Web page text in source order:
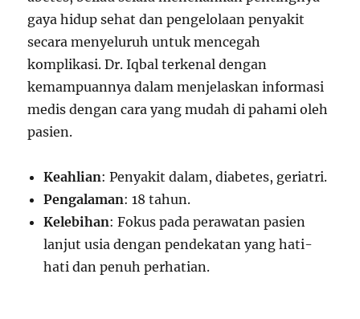
gaya hidup sehat dan pengelolaan penyakit
secara menyeluruh untuk mencegah
komplikasi. Dr. Iqbal terkenal dengan
kemampuannya dalam menjelaskan informasi
medis dengan cara yang mudah di pahami oleh
pasien.
Keahlian: Penyakit dalam, diabetes, geriatri.
Pengalaman: 18 tahun.
Kelebihan: Fokus pada perawatan pasien
lanjut usia dengan pendekatan yang hati-
hati dan penuh perhatian.